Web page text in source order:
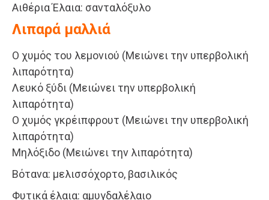
Αιθέρια Έλαια: σανταλόξυλο
Λιπαρά μαλλιά
Ο χυμός του λεμονιού (Μειώνει την υπερβολική
λιπαρότητα)
Λευκό ξύδι (Μειώνει την υπερβολική
λιπαρότητα)
Ο χυμός γκρέιπφρουτ (Μειώνει την υπερβολική
λιπαρότητα)
Μηλόξιδο (Μειώνει την λιπαρότητα)
Βότανα: μελισσόχορτο, βασιλικός
Φυτικά έλαια: αμυγδαλέλαιο